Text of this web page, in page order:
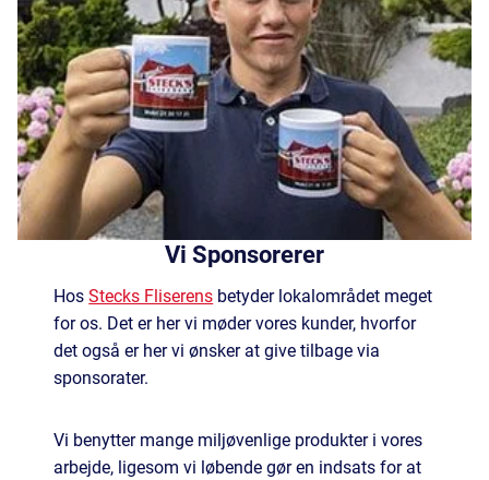
Vi Sponsorerer
HosStecks Fliserens betyder lokalområdet meget
for os. Det er her vi møder vores kunder, hvorfor
det også er her vi ønsker at give tilbage via
sponsorater.
Vi benytter mange miljøvenlige produkter i vores
arbejde, ligesom vi løbende gør en indsats for at